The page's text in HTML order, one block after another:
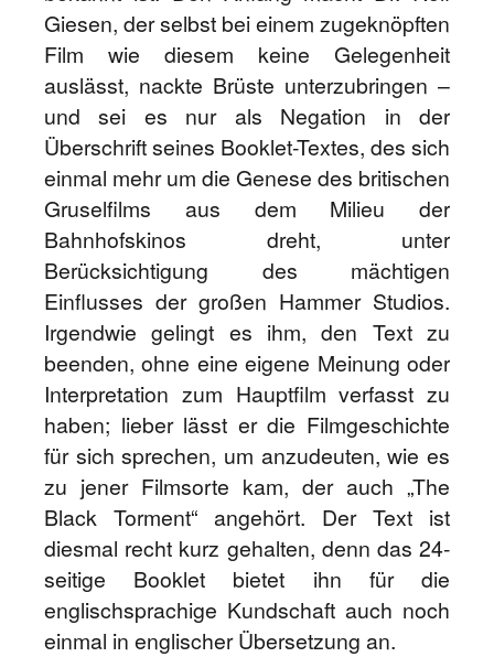
Giesen, der selbst bei einem zugeknöpften
Film wie diesem keine Gelegenheit
auslässt, nackte Brüste unterzubringen –
und sei es nur als Negation in der
Überschrift seines Booklet-Textes, des sich
einmal mehr um die Genese des britischen
Gruselfilms aus dem Milieu der
Bahnhofskinos dreht, unter
Berücksichtigung des mächtigen
Einflusses der großen Hammer Studios.
Irgendwie gelingt es ihm, den Text zu
beenden, ohne eine eigene Meinung oder
Interpretation zum Hauptfilm verfasst zu
haben; lieber lässt er die Filmgeschichte
für sich sprechen, um anzudeuten, wie es
zu jener Filmsorte kam, der auch „The
Black Torment“ angehört. Der Text ist
diesmal recht kurz gehalten, denn das 24-
seitige Booklet bietet ihn für die
englischsprachige Kundschaft auch noch
einmal in englischer Übersetzung an.